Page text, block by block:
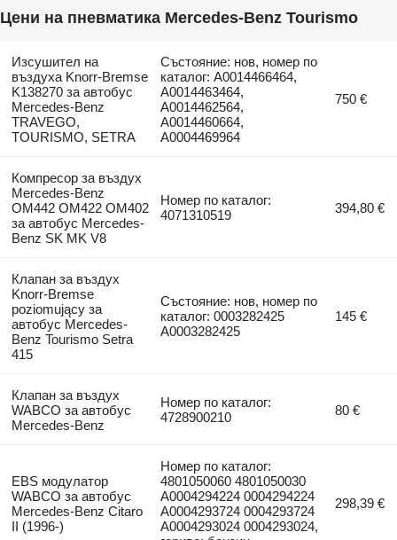
Цени на пневматика Mercedes-Benz Tourismo
Изсушител на
въздуха Knorr-Bremse
K138270 за автобус
Mercedes-Benz
TRAVEGO,
TOURISMO, SETRA
Състояние: нов, номер по
каталог: A0014466464,
A0014463464,
A0014462564,
A0014460664,
A0004469964
750 €
Компресор за въздух
Mercedes-Benz
OM442 OM422 OM402
за автобус Mercedes-
Benz SK MK V8
Номер по каталог:
4071310519
394,80 €
Клапан за въздух
Knorr-Bremse
poziomujący за
автобус Mercedes-
Benz Tourismo Setra
415
Състояние: нов, номер по
каталог: 0003282425
A0003282425
145 €
Клапан за въздух
WABCO за автобус
Mercedes-Benz
Номер по каталог:
4728900210
80 €
EBS модулатор
WABCO за автобус
Mercedes-Benz Citaro
II (1996-)
Номер по каталог:
4801050060 4801050030
A0004294224 0004294224
A0004293724 0004293724
A0004293024 0004293024,
298,39 €